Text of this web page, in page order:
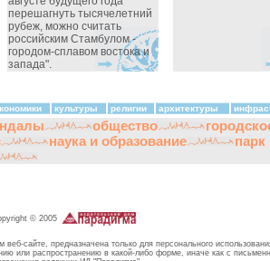
перешагнуть тысячелетний
рубеж, можно считать
российским Стамбулом -
городом-сплавом востока и
запада".
культуры религии архитектуры
общество
наука и образование
парк
© 2005
сайте, предназначена только для персонального
или распространению в какой-либо форме, иначе как с